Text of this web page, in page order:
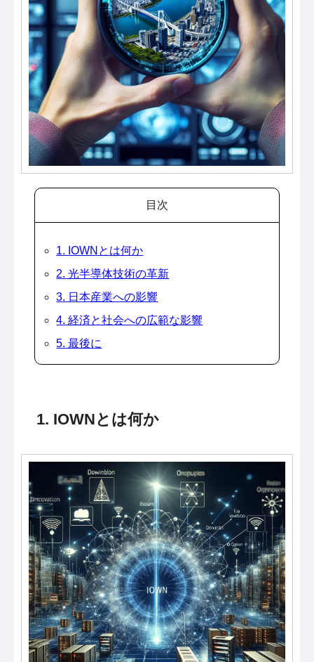
目次
1. IOWNとは何か
2. 光半導体技術の革新
3. 日本産業への影響
4. 経済と社会への広範な影響
5. 最後に
1. IOWNとは何か